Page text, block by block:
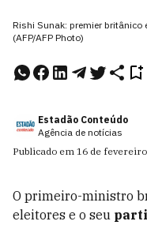
Rishi Sunak: premier britânico
(AFP/AFP Photo)
Estadão Conteúdo
Agência de notícias
Publicado em 16 de
O primeiro-ministro
eleitores e o seu